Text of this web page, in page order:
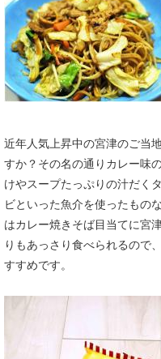
近年人気上昇中の宮津のご当
すか？その名の通りカレー味
けやスープたっぷりの汁だく
ビといった魚介を使ったもの
はカレー焼きそば目当てに宮
りもあっさり食べられるので
すすめです。